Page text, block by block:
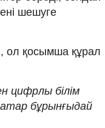
шешуге
ол қосымша құрал
цифрлы білім
бұрынғыдай